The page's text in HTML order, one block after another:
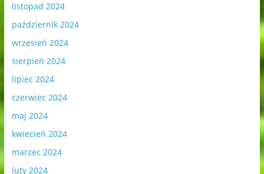
listopad 2024
październik 2024
wrzesień 2024
sierpień 2024
lipiec 2024
czerwiec 2024
maj 2024
kwiecień 2024
marzec 2024
luty 2024